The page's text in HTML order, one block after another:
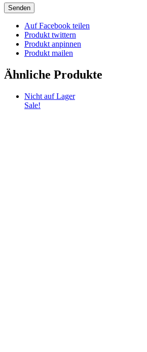
Auf Facebook teilen
Produkt twittern
Produkt anpinnen
Produkt mailen
Ähnliche Produkte
Nicht auf Lager
Sale!